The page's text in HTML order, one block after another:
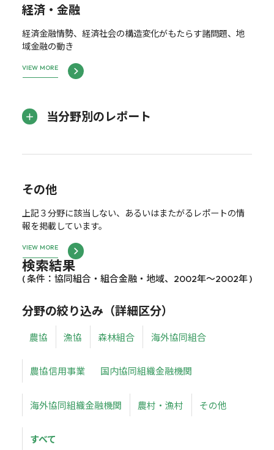
経済・金融
経済金融情勢、経済社会の構造変化がもたらす諸問題、地
域金融の動き
VIEW MORE
当分野別のレポート
その他
上記３分野に該当しない、あるいはまたがるレポートの情
報を掲載しています。
VIEW MORE
検索結果
( 条件：協同組合・組合金融・地域、2002年～2002年 )
分野の絞り込み（詳細区分）
農協 漁協 森林組合 海外協同組合
農協信用事業 国内協同組織金融機関
海外協同組織金融機関 農村・漁村 その他
すべて